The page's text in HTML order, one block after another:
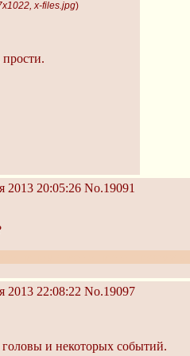
x-files.jpg)
2013 20:05:26 No.19091
2013 22:08:22 No.19097
и некоторых событий.